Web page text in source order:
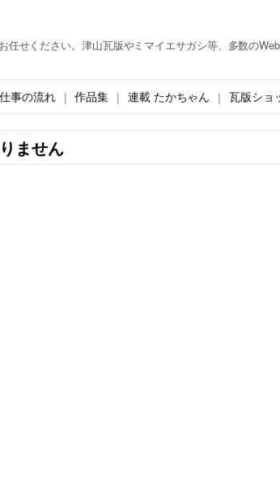
せください。津山瓦版やミマイエサガシ等、多数の
仕事の流れ 作品集 連載 たかちゃん 瓦版ショ
ません